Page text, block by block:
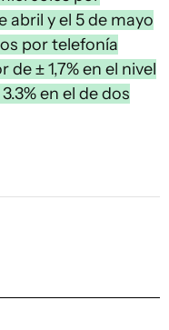
abril y el 5 de mayo
por telefonía
± 1,7% en el nivel
en el de dos